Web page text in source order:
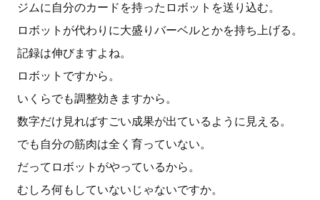
ジムに自分のカードを持ったロボットを送り込む。
ロボットが代わりに大盛りバーベルとかを持ち上げる。
記録は伸びますよね。
ロボットですから。
いくらでも調整効きますから。
数字だけ見ればすごい成果が出ているように見える。
でも自分の筋肉は全く育っていない。
だってロボットがやっているから。
むしろ何もしていないじゃないですか。